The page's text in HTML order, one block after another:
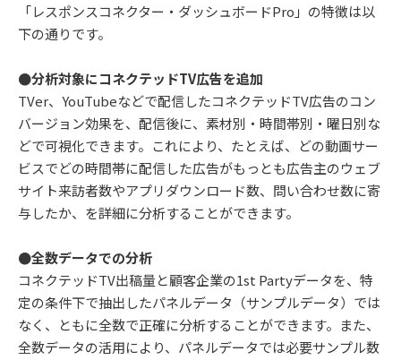
「レスポンスコネクター・ダッシュボードPro」の特徴は以
下の通りです。
●分析対象にコネクテッドTV広告を追加
TVer、YouTubeなどで配信したコネクテッドTV広告のコン
バージョン効果を、配信後に、素材別・時間帯別・曜日別な
どで可視化できます。これにより、たとえば、どの動画サー
ビスでどの時間帯に配信した広告がもっとも広告主のウェブ
サイト来訪者数やアプリダウンロード数、問い合わせ数に寄
与したか、を詳細に分析することができます。
●全数データでの分析
コネクテッドTV出稿量と顧客企業の1st Partyデータを、特
定の条件下で抽出したパネルデータ（サンプルデータ）では
なく、ともに全数で正確に分析することができます。また、
全数データの活用により、パネルデータでは必要サンプル数